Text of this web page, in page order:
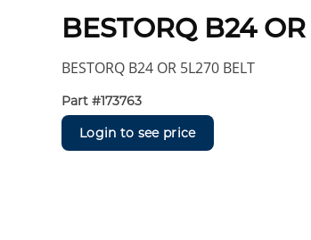
BESTORQ B24
BESTORQ B24 OR 5L270 BELT
Part #173763
Login to see price